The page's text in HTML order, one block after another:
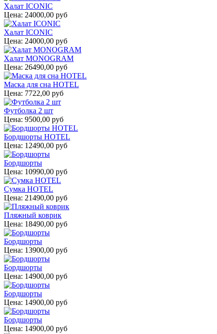
Халат ICONIC
Цена: 24000,00 руб
Халат ICONIC
Цена: 24000,00 руб
Халат MONOGRAM
Цена: 26490,00 руб
Маска для сна HOTEL
Цена: 7722,00 руб
Футболка 2 шт
Цена: 9500,00 руб
Бордшорты HOTEL
Цена: 12490,00 руб
Бордшорты
Цена: 10990,00 руб
Сумка HOTEL
Цена: 21490,00 руб
Пляжный коврик
Цена: 18490,00 руб
Бордшорты
Цена: 13900,00 руб
Бордшорты
Цена: 14900,00 руб
Бордшорты
Цена: 14900,00 руб
Бордшорты
Цена: 14900,00 руб